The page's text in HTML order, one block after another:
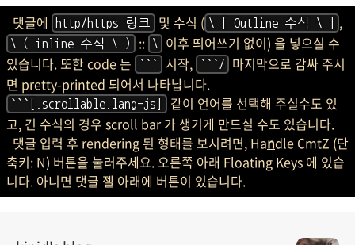
댓글에 http/https 링크 및 수식 ( \ [ Outline 수식 \ ] ,
\ ( inline 수식 \ ) :: \
이후 띄어쓰기 없이) 을 넣으실 수
있습니다. 또한 code 는
``` 시작, ```/
마지막으로 감싸 주시
면 pretty-printed 되어서 나타납니다.
```[.scrollable.lang-js]
같이 언어를 선택해 주실수도 있
고, 긴 수식의 경우 scroll bar 가 생기게 만드실 수도 있습니다.
댓글 입력 후 rendering 된 형태를 보시려면, Handle CmtZ (단
축키: N) 버튼을 눌러주세요. 오른쪽 아래 Floating Keys 에 있습
니다. 아니면 댓글 젤 아래에 버튼이 있습니다.